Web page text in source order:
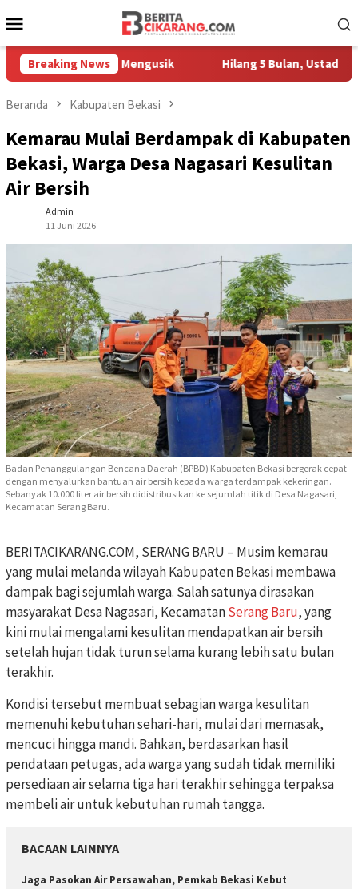
ke
Mobile
Breaking News
Masih Mengusik Hilang 5 Bulan, Ustadz Ujang
Beranda Kabupaten Bekasi
Kemarau Mulai Berdampak di Kabupaten
Bekasi, Warga Desa Nagasari Kesulitan
Air Bersih
Admin
11 Juni 2026
Badan Penanggulangan Bencana Daerah (BPBD) Kabupaten Bekasi bergerak cepat
dengan menyalurkan bantuan air bersih kepada warga terdampak kekeringan.
Sebanyak 10.000 liter air bersih didistribusikan ke sejumlah titik di Desa Nagasari,
Kecamatan Serang Baru.
BERITACIKARANG.COM, SERANG BARU – Musim kemarau
yang mulai melanda wilayah Kabupaten Bekasi membawa
dampak bagi sejumlah warga. Salah satunya dirasakan
masyarakat Desa Nagasari, KecamatanSerang Baru, yang
kini mulai mengalami kesulitan mendapatkan air bersih
setelah hujan tidak turun selama kurang lebih satu bulan
terakhir.
Kondisi tersebut membuat sebagian warga kesulitan
memenuhi kebutuhan sehari-hari, mulai dari memasak,
mencuci hingga mandi. Bahkan, berdasarkan hasil
pendataan petugas, ada warga yang sudah tidak memiliki
persediaan air selama tiga hari terakhir sehingga terpaksa
membeli air untuk kebutuhan rumah tangga.
BACAAN LAINNYA
Jaga Pasokan Air Persawahan, Pemkab Bekasi Kebut